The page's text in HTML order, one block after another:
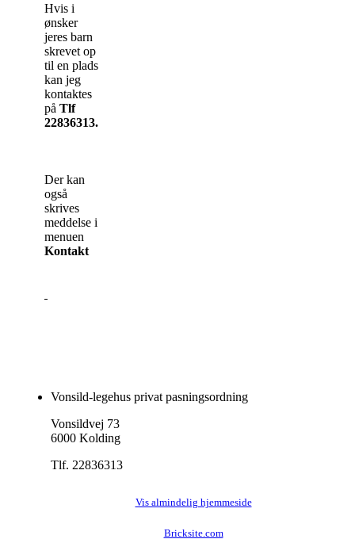
Hvis i
ønsker
jeres barn
skrevet op
til en plads
kan jeg
kontaktes
på Tlf
22836313.
Der kan
også
skrives
meddelse i
menuen
Kontakt
Vonsild-legehus privat pasningsordning
Vonsildvej 73
6000 Kolding
Tlf. 22836313
Vis almindelig hjemmeside
Bricksite.com